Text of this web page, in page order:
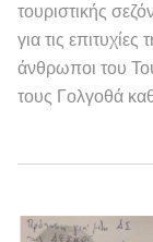
τουριστικής
για τις
άνθρωποι του
τους Γολγοθά